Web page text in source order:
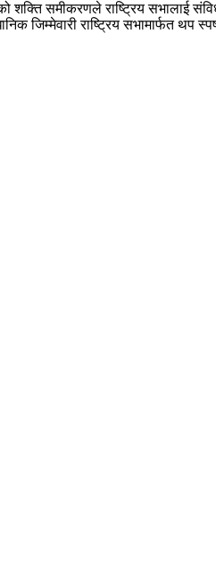
शक्ति समीकरणले राष्ट्रिय सभालाई
जिम्मेवारी राष्ट्रिय सभामार्फत थप